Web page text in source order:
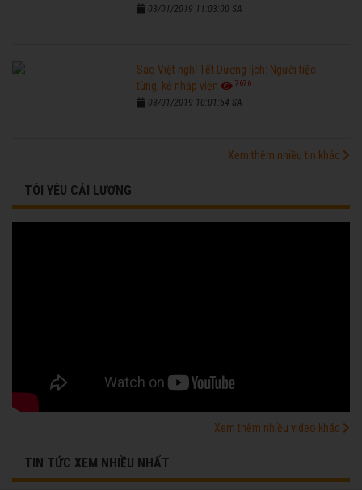
03/01/2019 11:03:00 SA
Sao Việt nghỉ Tết Dương lịch: Người tiệc
tùng, kẻ nhập viện
7676
03/01/2019 10:01:54 SA
Xem thêm nhiều tin khác
TÔI YÊU CẢI LƯƠNG
Xem thêm nhiều video khác
TIN TỨC XEM NHIỀU NHẤT